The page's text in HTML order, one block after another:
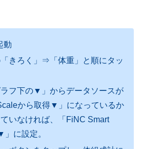
動
きろく」⇒「体重」と順にタッ
フ下の▼」からデータソースが
から取得▼」になっているか
いなければ、「FiNC Smart
に設定。